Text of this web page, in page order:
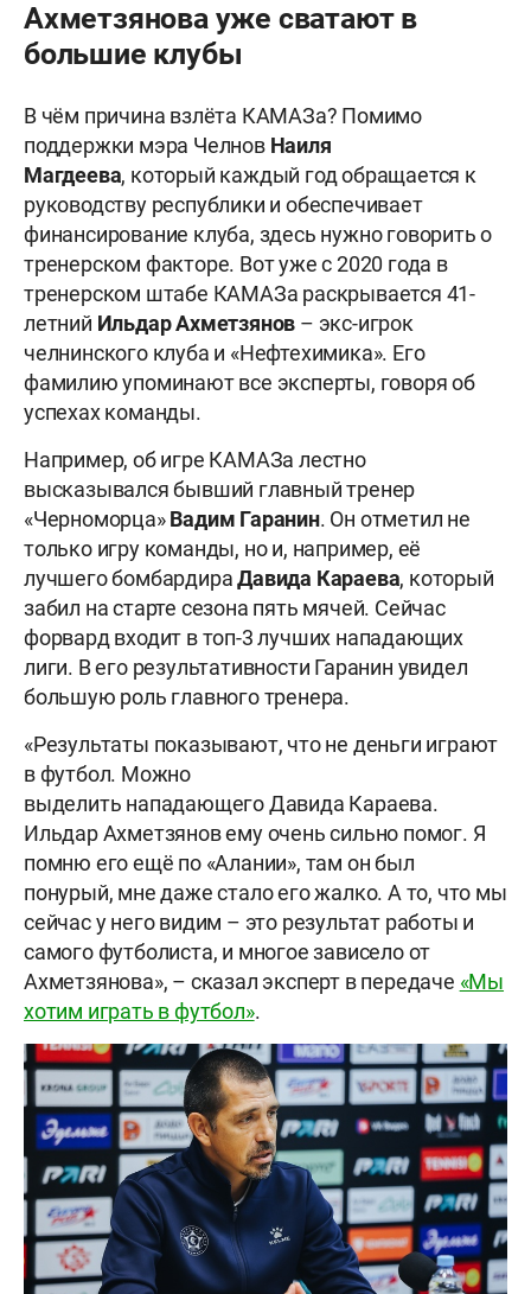
Ахметзянова уже сватают в
большие клубы
В чём причина взлёта КАМАЗа? Помимо
поддержки мэра Челнов Наиля
Магдеева, который каждый год обращается к
руководству республики и обеспечивает
финансирование клуба, здесь нужно говорить о
тренерском факторе. Вот уже с 2020 года в
тренерском штабе КАМАЗа раскрывается 41-
летний ИльдарАхметзянов – экс-игрок
челнинского клуба и «Нефтехимика». Его
фамилию упоминают все эксперты, говоря об
успехах команды.
Например, об игре КАМАЗа лестно
высказывался бывший главный тренер
«Черноморца»Вадим Гаранин. Он отметил не
только игру команды, но и, например, её
лучшего бомбардираДавида Караева, который
забил на старте сезона пять мячей. Сейчас
форвард входит в топ-3 лучших нападающих
лиги. В его результативности Гаранин увидел
большую роль главного тренера.
«Результаты показывают, что не деньги играют
в футбол. Можно
выделить нападающего Давида Караева.
Ильдар Ахметзянов ему очень сильно помог. Я
помню его ещё по «Алании», там он был
понурый, мне даже стало его жалко. А то, что мы
сейчас у него видим – это результат работы и
самого футболиста, и многое зависело от
Ахметзянова», – сказал эксперт в передаче «Мы
хотим играть в футбол».